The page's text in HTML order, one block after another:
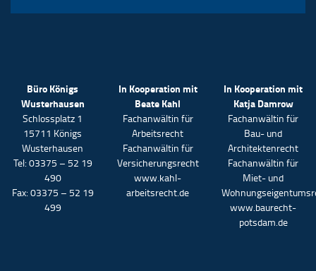
Büro Königs
Wusterhausen
Schlossplatz 1
15711 Königs
Wusterhausen
Tel: 03375 – 52 19
490
Fax: 03375 – 52 19
499
In Kooperation mit
Beate Kahl
Fachanwältin für
Arbeitsrecht
Fachanwältin für
Versicherungsrecht
www.kahl-
arbeitsrecht.de
In Kooperation mit
Katja Damrow
Fachanwältin für
Bau- und
Architektenrecht
Fachanwältin für
Miet- und
www.baurecht-
potsdam.de